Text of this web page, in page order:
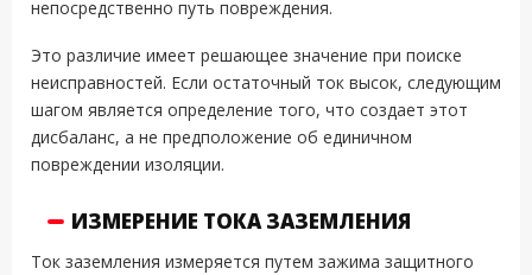
непосредственно путь повреждения.
Это различие имеет решающее значение при поиске
неисправностей. Если остаточный ток высок, следующим
шагом является определение того, что создает этот
дисбаланс, а не предположение об единичном
повреждении изоляции.
ИЗМЕРЕНИЕ ТОКА ЗАЗЕМЛЕНИЯ
Ток заземления измеряется путем зажима защитного